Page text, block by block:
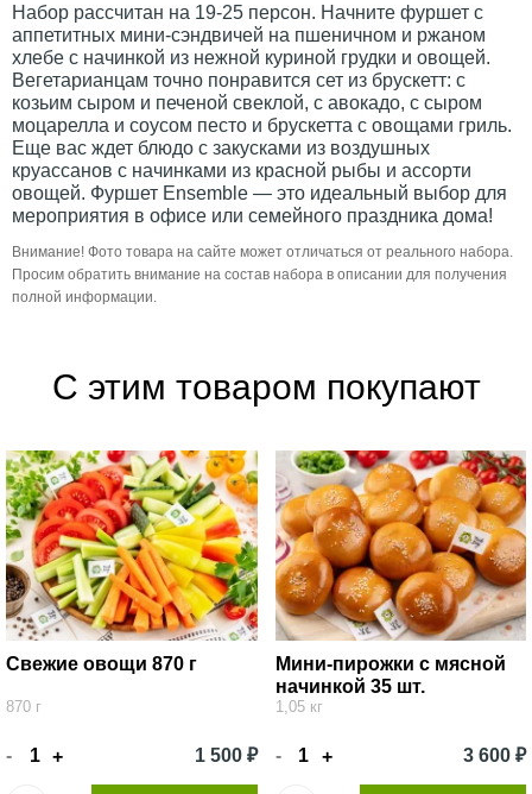
Набор рассчитан на 19-25 персон. Начните фуршет с
аппетитных мини-сэндвичей на пшеничном и ржаном
хлебе с начинкой из нежной куриной грудки и овощей.
Вегетарианцам точно понравится сет из брускетт: с
козьим сыром и печеной свеклой, с авокадо, с сыром
моцарелла и соусом песто и брускетта с овощами гриль.
Еще вас ждет блюдо с закусками из воздушных
круассанов с начинками из красной рыбы и ассорти
овощей. Фуршет Ensemble — это идеальный выбор для
мероприятия в офисе или семейного праздника дома!
Внимание! Фото товара на сайте может отличаться от реального набора.
Просим обратить внимание на состав набора в описании для получения
полной информации.
С этим товаром покупают
Свежие овощи 870 г
870 г
- + 1 500 ₽
Мини-пирожки с мясной
начинкой 35 шт.
1,05 кг
- + 3 600 ₽